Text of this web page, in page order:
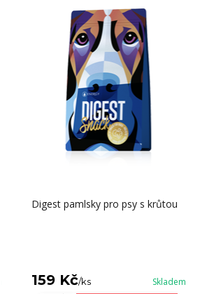
Digest pamlsky pro psy s krůtou
159 Kč/ks Skladem